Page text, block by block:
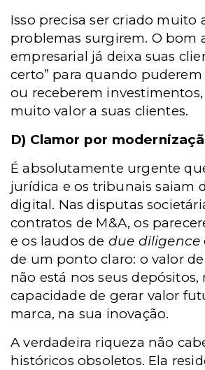
Isso precisa ser criado muito
problemas surgirem. O bom
empresarial já deixa suas
certo” para quando puderem
ou receberem
muito valor a suas clientes.
D) Clamor por
É absolutamente urgente
jurídica e os tribunais saiam
digital. Nas disputas
contratos de M&A, os
e os laudos de due diligence
de um ponto claro: o valor
não está nos seus depósitos,
capacidade de gerar valor
marca, na sua inovação.
A verdadeira riqueza não
históricos obsoletos. Ela